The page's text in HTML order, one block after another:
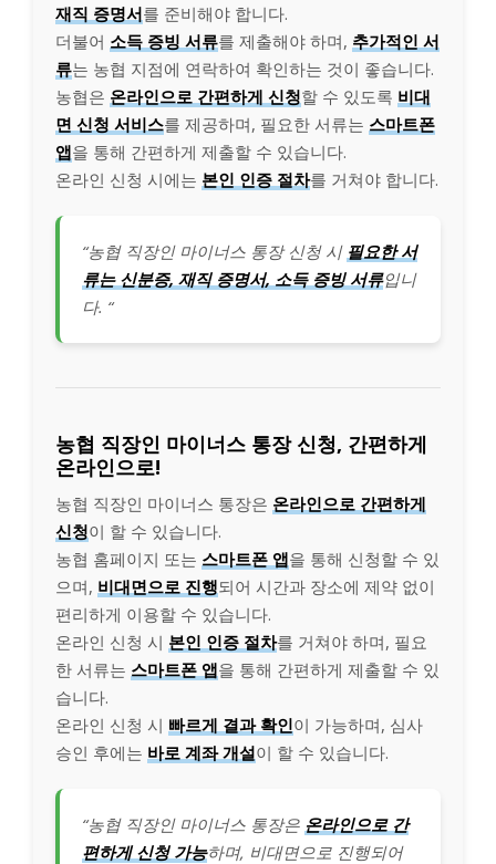
재직 증명서를 준비해야 합니다.
더불어 소득 증빙 서류를 제출해야 하며, 추가적인 서
류는 농협 지점에 연락하여 확인하는 것이 좋습니다.
농협은 온라인으로 간편하게 신청할 수 있도록 비대
면 신청 서비스를 제공하며, 필요한 서류는 스마트폰
앱을 통해 간편하게 제출할 수 있습니다.
온라인 신청 시에는 본인 인증 절차를 거쳐야 합니다.
“농협 직장인 마이너스 통장 신청 시 필요한 서
류는 신분증, 재직 증명서, 소득 증빙 서류입니
다. “
농협 직장인 마이너스 통장 신청, 간편하게
온라인으로!
농협 직장인 마이너스 통장은 온라인으로 간편하게
신청이 할 수 있습니다.
농협 홈페이지 또는 스마트폰 앱을 통해 신청할 수 있
으며, 비대면으로 진행되어 시간과 장소에 제약 없이
편리하게 이용할 수 있습니다.
온라인 신청 시 본인 인증 절차를 거쳐야 하며, 필요
한 서류는 스마트폰 앱을 통해 간편하게 제출할 수 있
습니다.
온라인 신청 시 빠르게 결과 확인이 가능하며, 심사
승인 후에는 바로 계좌 개설이 할 수 있습니다.
“농협 직장인 마이너스 통장은 온라인으로 간
편하게 신청 가능하며, 비대면으로 진행되어